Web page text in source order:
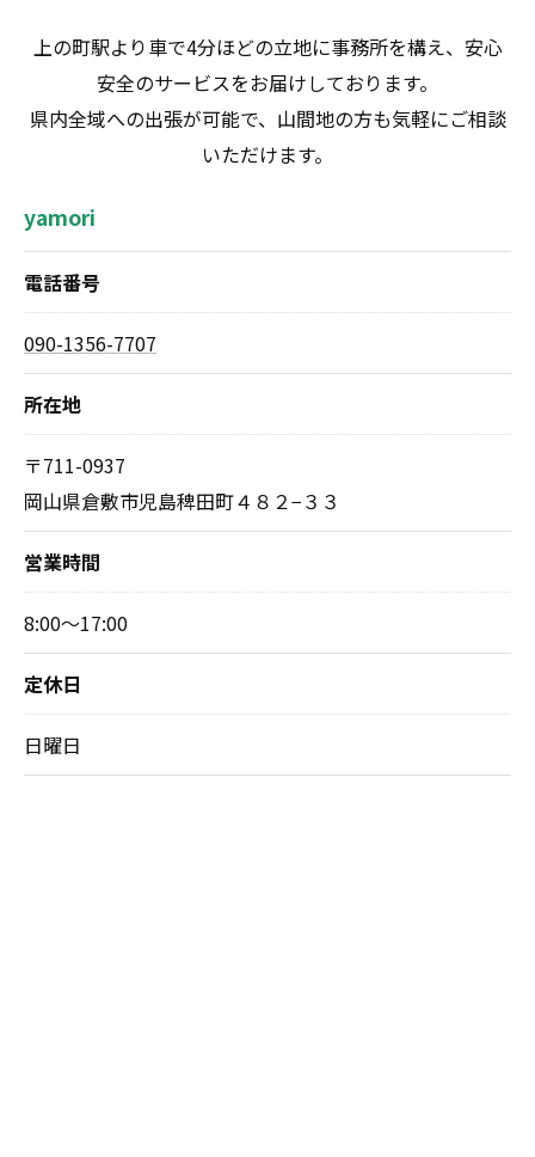
上の町駅より車で4分ほどの立地に事務所を構え、安心
安全のサービスをお届けしております。
県内全域への出張が可能で、山間地の方も気軽にご相談
いただけます。
yamori
電話番号
090-1356-7707
所在地
〒711-0937
岡山県倉敷市児島稗田町４８２−３３
営業時間
8:00～17:00
定休日
日曜日